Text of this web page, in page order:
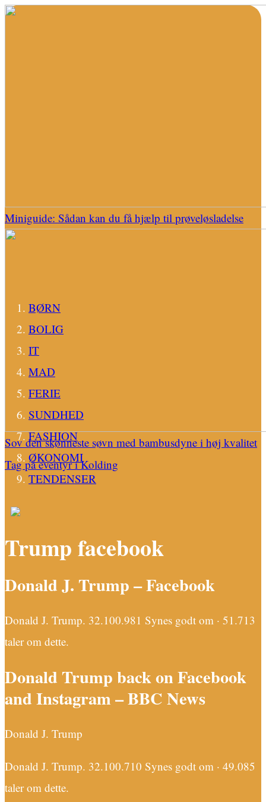
Miniguide: Sådan kan du få hjælp til prøveløsladelse
Sov den skønneste søvn med bambusdyne i høj kvalitet
Tag på eventyr i Kolding
BØRN
BOLIG
IT
MAD
FERIE
SUNDHED
FASHION
ØKONOMI
TENDENSER
Trump facebook
Donald J. Trump – Facebook
Donald J. Trump. 32.100.981 Synes godt om · 51.713
taler om dette.
Donald Trump back on Facebook
and Instagram – BBC News
Donald J. Trump
Donald J. Trump. 32.100.710 Synes godt om · 49.085
taler om dette.